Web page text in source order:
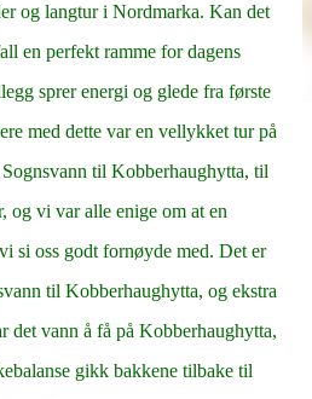
og langtur i Nordmarka. Kan det
en perfekt ramme for dagens
sprer energi og glede fra første
med dette var en vellykket tur på
til Kobberhaughytta, til
og vi var alle enige om at en
si oss godt fornøyde med. Det er
til Kobberhaughytta, og ekstra
det vann å få på Kobberhaughytta,
gikk bakkene tilbake til